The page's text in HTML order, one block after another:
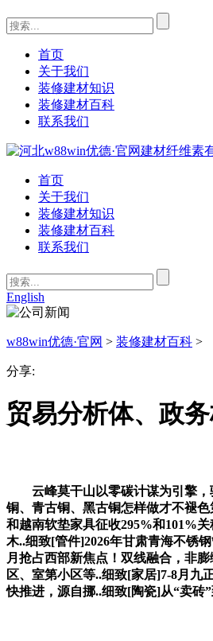
首页
关于我们
装修建材知识
装修建材百科
联系我们
首页
关于我们
装修建材知识
装修建材百科
联系我们
English
w88win优德·官网 > 装修建材百科 >
分享:
贸易分析体、政
云峰莫干山以零碳计谋为引擎，驱
铜、青古铜、黑古铜怎样做才不褪
和越南软垫家具征收295%和101%
木..细致[管件]2026年甘肃青海不锈
月抢占西部新焦点！双线融合，非
区、室第小区等..细致[家居]7-8月九
快推进，源自挪..细致[陶瓷]从“卖砖